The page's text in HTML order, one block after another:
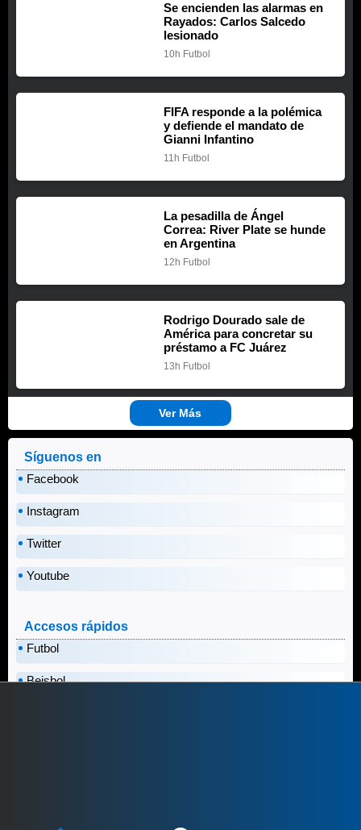
Se encienden las alarmas en
Rayados: Carlos Salcedo
lesionado
10h Futbol
FIFA responde a la polémica
y defiende el mandato de
Gianni Infantino
11h Futbol
La pesadilla de Ángel
Correa: River Plate se hunde
en Argentina
12h Futbol
Rodrigo Dourado sale de
América para concretar su
préstamo a FC Juárez
13h Futbol
Ver Más
Síguenos en
Facebook
Instagram
Twitter
Youtube
Accesos rápidos
Futbol
Beisbol